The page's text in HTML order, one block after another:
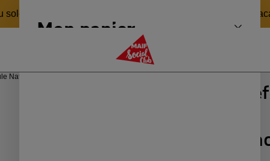
soleil 🏖️ pour revenir en pleine forme le 24 août ! Bonnes
MAIF Social Club
Natacha - made in France
Maison
Cagoule
Mon panier